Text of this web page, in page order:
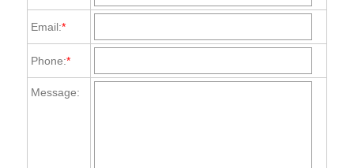
Email:*
Phone:*
Message: